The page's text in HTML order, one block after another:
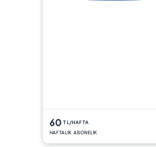
60 TL/HAFTA
HAFTALIK ABONELİK